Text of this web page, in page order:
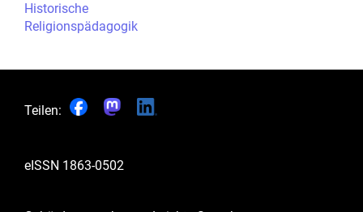
Historische
Religionspädagogik
Teilen:
eISSN 1863-0502